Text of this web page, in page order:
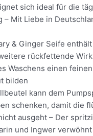
sich ideal für die
– Mit Liebe in
& Ginger Seife
rückfettende
Waschens einen
bilden
kann dem
schenken, damit die
ausgeht – Der
und Ingwer